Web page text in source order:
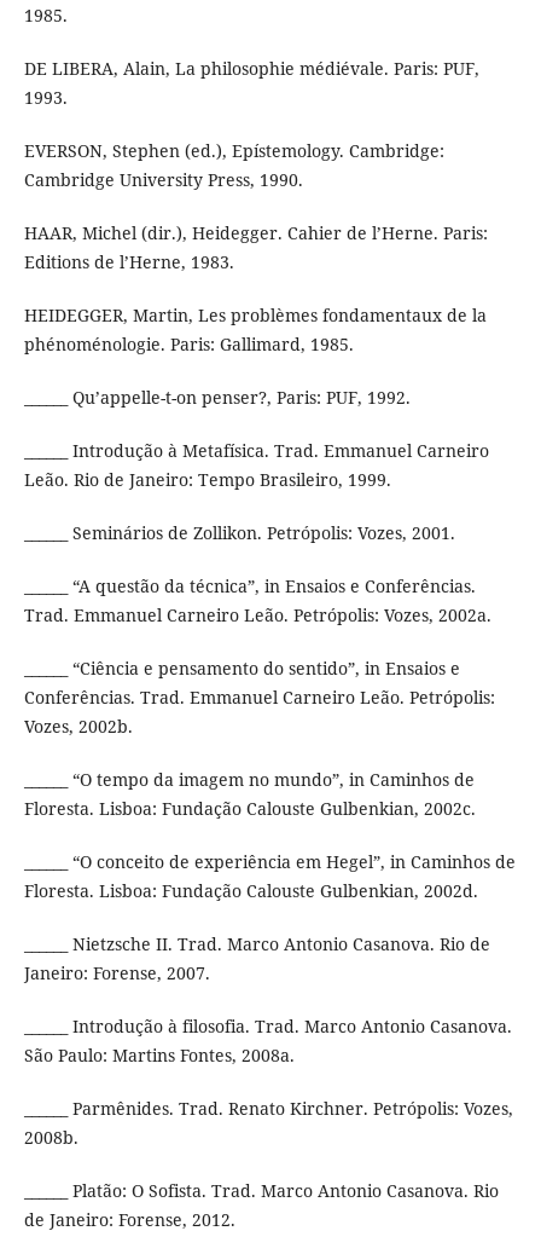
1985.
DE LIBERA, Alain, La philosophie médiévale. Paris: PUF,
1993.
EVERSON, Stephen (ed.), Epístemology. Cambridge:
Cambridge University Press, 1990.
HAAR, Michel (dir.), Heidegger. Cahier de l’Herne. Paris:
Editions de l’Herne, 1983.
HEIDEGGER, Martin, Les problèmes fondamentaux de la
phénoménologie. Paris: Gallimard, 1985.
______ Qu’appelle-t-on penser?, Paris: PUF, 1992.
______ Introdução à Metafísica. Trad. Emmanuel Carneiro
Leão. Rio de Janeiro: Tempo Brasileiro, 1999.
______ Seminários de Zollikon. Petrópolis: Vozes, 2001.
______ “A questão da técnica”, in Ensaios e Conferências.
Trad. Emmanuel Carneiro Leão. Petrópolis: Vozes, 2002a.
______ “Ciência e pensamento do sentido”, in Ensaios e
Conferências. Trad. Emmanuel Carneiro Leão. Petrópolis:
Vozes, 2002b.
______ “O tempo da imagem no mundo”, in Caminhos de
Floresta. Lisboa: Fundação Calouste Gulbenkian, 2002c.
______ “O conceito de experiência em Hegel”, in Caminhos de
Floresta. Lisboa: Fundação Calouste Gulbenkian, 2002d.
______ Nietzsche II. Trad. Marco Antonio Casanova. Rio de
Janeiro: Forense, 2007.
______ Introdução à filosofia. Trad. Marco Antonio Casanova.
São Paulo: Martins Fontes, 2008a.
______ Parmênides. Trad. Renato Kirchner. Petrópolis: Vozes,
2008b.
______ Platão: O Sofista. Trad. Marco Antonio Casanova. Rio
de Janeiro: Forense, 2012.